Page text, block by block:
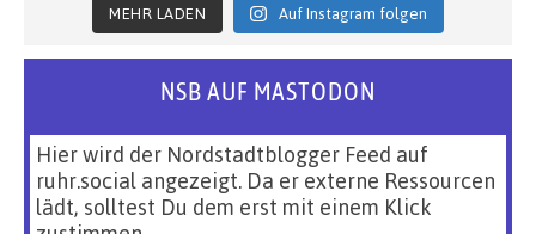
MEHR LADEN Auf Instagram folgen
NSB AUF MASTODON
Hier wird der Nordstadtblogger Feed auf
ruhr.social angezeigt. Da er externe Ressourcen
lädt, solltest Du dem erst mit einem Klick